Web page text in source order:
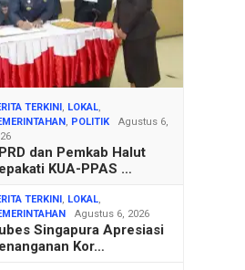
TERKINI , LOKAL,
, POLITIK
Agustus 6,
dan Pemkab Halut
KUA-PPAS …
TERKINI , LOKAL,
Agustus 6, 2026
Singapura Apresiasi
Kor…